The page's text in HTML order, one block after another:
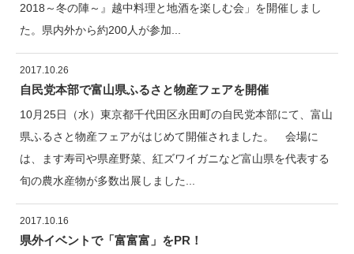
2018～冬の陣～』越中料理と地酒を楽しむ会」を開催しまし
た。県内外から約200人が参加...
2017.10.26
自民党本部で富山県ふるさと物産フェアを開催
10月25日（水）東京都千代田区永田町の自民党本部にて、富山
県ふるさと物産フェアがはじめて開催されました。 会場に
は、ます寿司や県産野菜、紅ズワイガニなど富山県を代表する
旬の農水産物が多数出展しました...
2017.10.16
県外イベントで「富富富」をPR！